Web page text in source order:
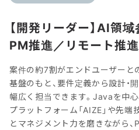
【開発リーダー】AI領
PM推進／リモート推進
案件の約7割がエンドユーザーと
基盤のもと、要件定義から設計・
幅広く担当できます。Javaを中
プラットフォーム「AIZE」や先
とマネジメント力を磨きながら、